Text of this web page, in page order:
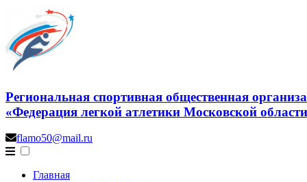
Региональная спортивная общественная
«Федерация легкой атлетики Московской
flamo50@mail.ru
Главная